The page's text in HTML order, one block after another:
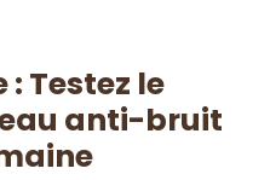
Testez le
anti-bruit